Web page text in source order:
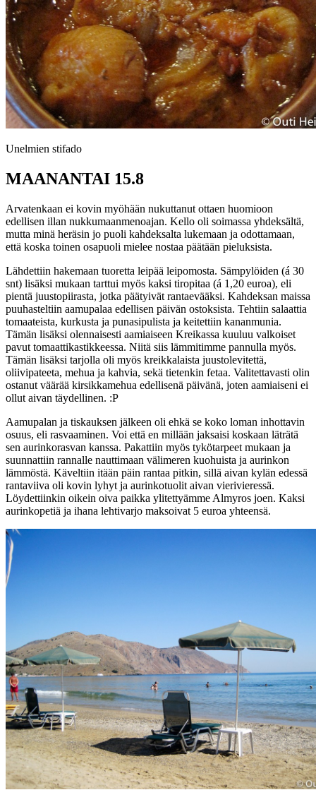
Unelmien stifado
MAANANTAI 15.8
Arvatenkaan ei kovin myöhään nukuttanut ottaen huomioon
edellisen illan nukkumaanmenoajan. Kello oli soimassa yhdeksältä,
mutta minä heräsin jo puoli kahdeksalta lukemaan ja odottamaan,
että koska toinen osapuoli mielee nostaa päätään pieluksista.
Lähdettiin hakemaan tuoretta leipää leipomosta. Sämpylöiden (á 30
snt) lisäksi mukaan tarttui myös kaksi tiropitaa (á 1,20 euroa), eli
pientä juustopiirasta, jotka päätyivät rantaevääksi. Kahdeksan maissa
puuhasteltiin aamupalaa edellisen päivän ostoksista. Tehtiin salaattia
tomaateista, kurkusta ja punasipulista ja keitettiin kananmunia.
Tämän lisäksi olennaisesti aamiaiseen Kreikassa kuuluu valkoiset
pavut tomaattikastikkeessa. Niitä siis lämmitimme pannulla myös.
Tämän lisäksi tarjolla oli myös kreikkalaista juustolevitettä,
oliivipateeta, mehua ja kahvia, sekä tietenkin fetaa. Valitettavasti olin
ostanut väärää kirsikkamehua edellisenä päivänä, joten aamiaiseni ei
ollut aivan täydellinen. :P
Aamupalan ja tiskauksen jälkeen oli ehkä se koko loman inhottavin
osuus, eli rasvaaminen. Voi että en millään jaksaisi koskaan läträtä
sen aurinkorasvan kanssa. Pakattiin myös tykötarpeet mukaan ja
suunnattiin rannalle nauttimaan välimeren kuohuista ja aurinkon
lämmöstä. Käveltiin itään päin rantaa pitkin, sillä aivan kylän edessä
rantaviiva oli kovin lyhyt ja aurinkotuolit aivan vierivieressä.
Löydettiinkin oikein oiva paikka ylitettyämme Almyros joen. Kaksi
aurinkopetiä ja ihana lehtivarjo maksoivat 5 euroa yhteensä.